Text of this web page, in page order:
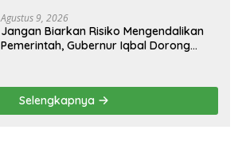
Agustus 9, 2026
Jangan Biarkan Risiko Mengendalikan
Pemerintah, Gubernur Iqbal Dorong
Selengkapnya